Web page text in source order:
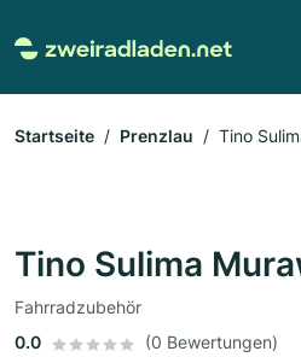
Startseite Prenzlau Tino
Tino Sulima
Fahrradzubehör
0.0
(0 Bewertungen)